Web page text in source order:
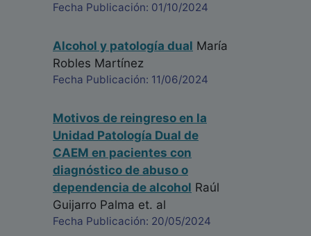
Fecha Publicación: 01/10/2024
Alcohol y patología dual María
Robles Martínez
Fecha Publicación: 11/06/2024
Motivos de reingreso en la
Unidad Patología Dual de
CAEM en pacientes con
diagnóstico de abuso o
dependencia de alcohol Raúl
Guijarro Palma et. al
Fecha Publicación: 20/05/2024